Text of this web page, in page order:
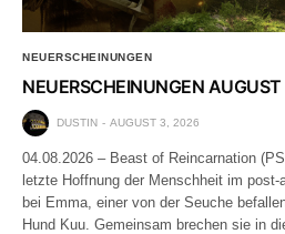
NEUERSCHEINUNGEN
NEUERSCHEINUNGEN
DUSTIN AUGUST 3, 2026
04.08.2026 – Beast of Reincarnation
letzte Hoffnung der Menschheit im
bei Emma, einer von der Seuche
Hund Kuu. Gemeinsam brechen sie in